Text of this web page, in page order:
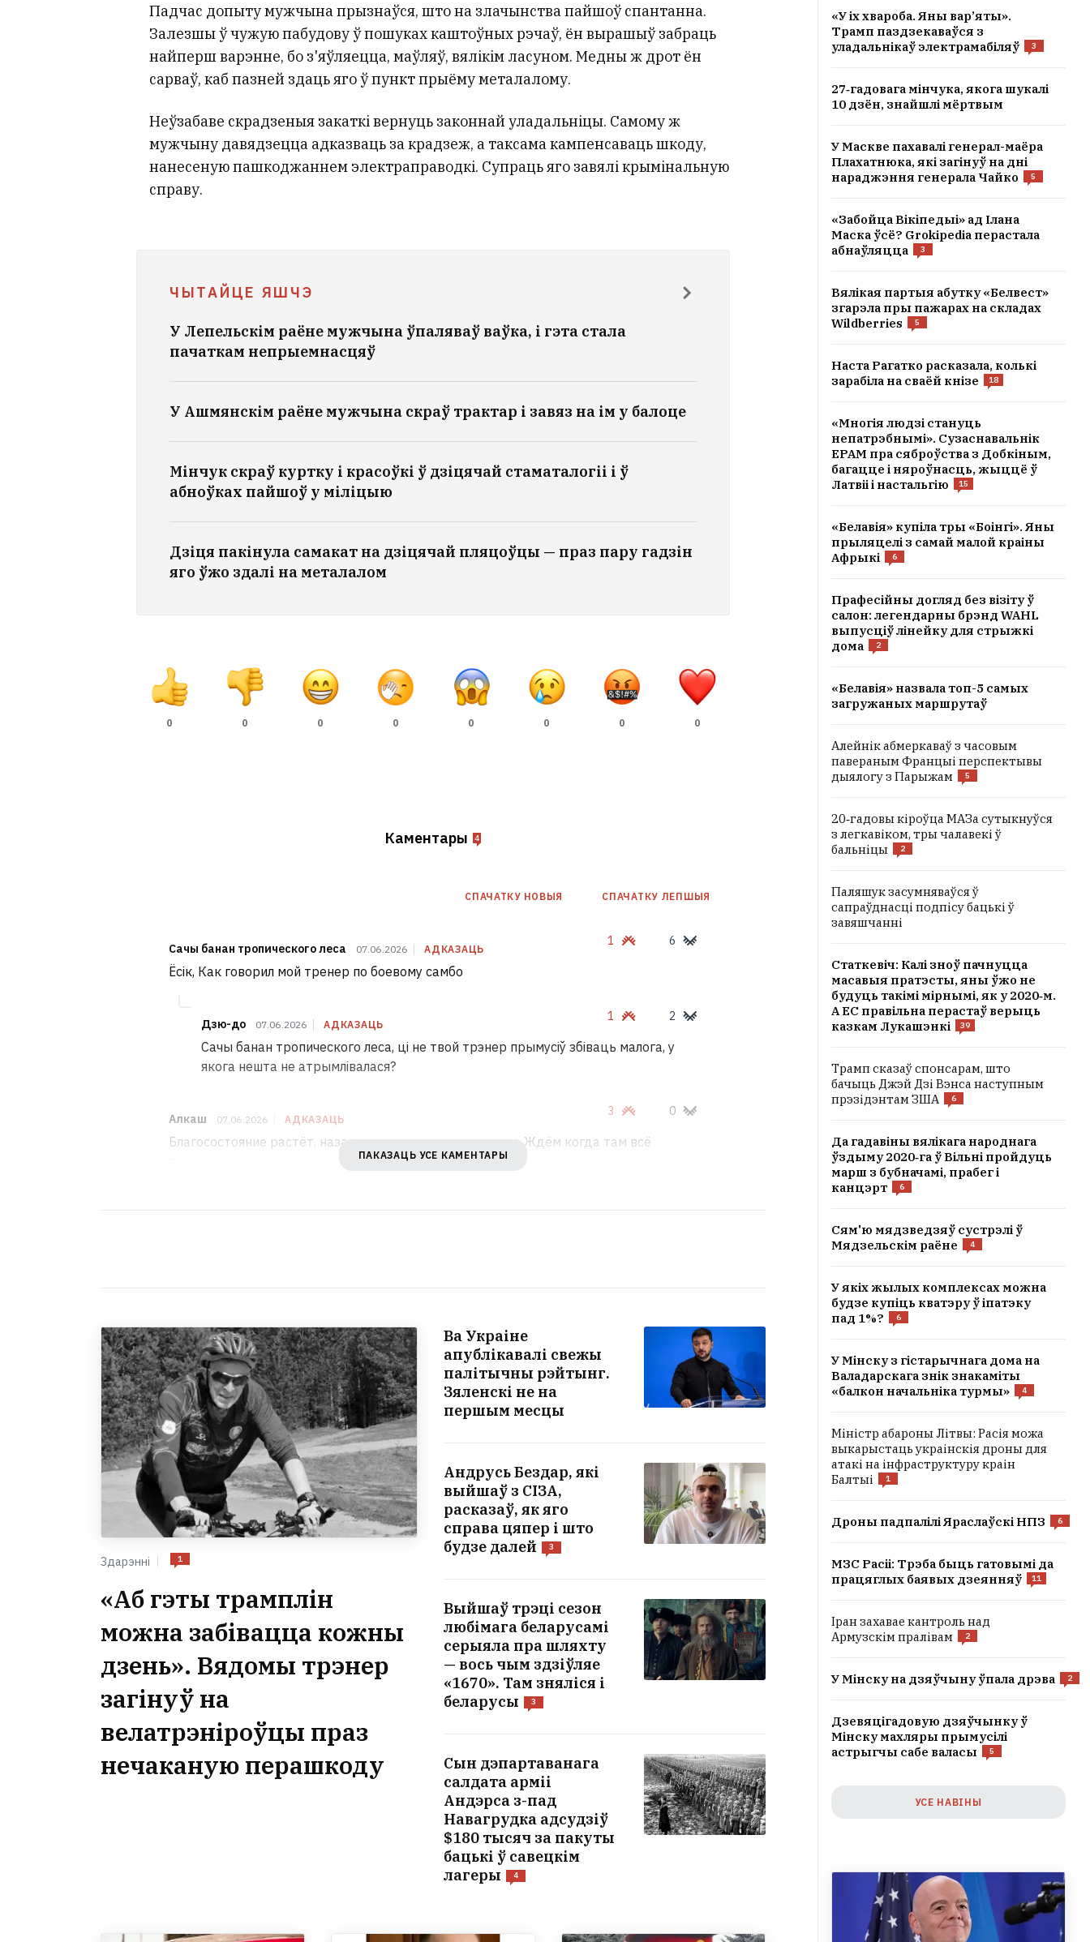
Падчас допыту мужчына прызнаўся, што на злачынства пайшоў спантанна.
Залезшы ў чужую пабудову ў пошуках каштоўных рэчаў, ён вырашыў забраць
найперш варэнне, бо з'яўляецца, маўляў, вялікім ласуном. Медны ж дрот ён
сарваў, каб пазней здаць яго ў пункт прыёму металалому.
Неўзабаве скрадзеныя закаткі вернуць законнай уладальніцы. Самому ж
мужчыну давядзецца адказваць за крадзеж, а таксама кампенсаваць шкоду,
нанесеную пашкоджаннем электраправодкі. Супраць яго завялі крымінальную
справу.
ЧЫТАЙЦЕ ЯШЧЭ
У Лепельскім раёне мужчына ўпаляваў ваўка, і гэта стала
пачаткам непрыемнасцяў
У Ашмянскім раёне мужчына скраў трактар і завяз на ім у балоце
Мінчук скраў куртку і красоўкі ў дзіцячай стаматалогіі і ў
абноўках пайшоў у міліцыю
Дзіця пакінула самакат на дзіцячай пляцоўцы — праз пару гадзін
яго ўжо здалі на металалом
0 0 0 0 0 0 0 0
Каментары 4
СПАЧАТКУ НОВЫЯ СПАЧАТКУ ЛЕПШЫЯ
Сачы банан тропического леса 07.06.2026 АДКАЗАЦЬ
1 6
Ёсік, Как говорил мой тренер по боевому самбо
Дзю-до 07.06.2026 АДКАЗАЦЬ
1 2
Сачы банан тропического леса, ці не твой трэнер прымусіў збіваць малога, у
якога нешта не атрымлівалася?
Алкаш 07.06.2026 АДКАЗАЦЬ
3 0
Благосостояние растёт, назад в прошлое, ура товарищи. Ждём когда там всё
ПАКАЗАЦЬ УСЕ КАМЕНТАРЫ
Здарэнні 1
«Аб гэты трамплін
можна забівацца кожны
дзень». Вядомы трэнер
загінуў на
велатрэніроўцы праз
нечаканую перашкоду
Ва Украіне
апублікавалі свежы
палітычны рэйтынг.
Зяленскі не на
першым месцы
Андрусь Бездар, які
выйшаў з СІЗА,
расказаў, як яго
справа цяпер і што
будзе далей
3
Выйшаў трэці сезон
любімага беларусамі
серыяла пра шляхту
— вось чым здзіўляе
«1670». Там зняліся і
беларусы
3
Сын дэпартаванага
салдата арміі
Андэрса з-пад
Навагрудка адсудзіў
$180 тысяч за пакуты
бацькі ў савецкім
лагеры
4
«У іх хвароба. Яны вар’яты».
Трамп паздзекаваўся з
уладальнікаў электрамабіляў
3
27‑гадовага мінчука, якога шукалі
10 дзён, знайшлі мёртвым
У Маскве пахавалі генерал-маёра
Плахатнюка, які загінуў на дні
нараджэння генерала Чайко
5
«Забойца Вікіпедыі» ад Ілана
Маска ўсё? Grokipedia перастала
абнаўляцца
3
Вялікая партыя абутку «Белвест»
згарэла пры пажарах на складах
Wildberries
5
Наста Рагатко расказала, колькі
зарабіла на сваёй кнізе
18
«Многія людзі стануць
непатрэбнымі». Сузаснавальнік
EPAM пра сяброўства з Добкіным,
багацце і няроўнасць, жыццё ў
Латвіі і настальгію
15
«Белавія» купіла тры «Боінгі». Яны
прыляцелі з самай малой краіны
Афрыкі
6
Прафесійны догляд без візіту ў
салон: легендарны брэнд WAHL
выпусціў лінейку для стрыжкі
дома
2
«Белавія» назвала топ-5 самых
загружаных маршрутаў
Алейнік абмеркаваў з часовым
павераным Францыі перспектывы
дыялогу з Парыжам
5
20‑гадовы кіроўца МАЗа сутыкнуўся
з легкавіком, тры чалавекі ў
бальніцы
2
Паляшук засумняваўся ў
сапраўднасці подпісу бацькі ў
завяшчанні
Статкевіч: Калі зноў пачнуцца
масавыя пратэсты, яны ўжо не
будуць такімі мірнымі, як у 2020‑м.
А ЕС правільна перастаў верыць
казкам Лукашэнкі
39
Трамп сказаў спонсарам, што
бачыць Джэй Дзі Вэнса наступным
прэзідэнтам ЗША
6
Да гадавіны вялікага народнага
ўздыму 2020‑га ў Вільні пройдуць
марш з бубначамі, прабег і
канцэрт
6
Сям'ю мядзведзяў сустрэлі ў
Мядзельскім раёне
4
У якіх жылых комплексах можна
будзе купіць кватэру ў іпатэку
пад 1%?
6
У Мінску з гістарычнага дома на
Валадарскага знік знакаміты
«балкон начальніка турмы»
4
Міністр абароны Літвы: Расія можа
выкарыстаць украінскія дроны для
атакі на інфраструктуру краін
Балтыі
1
Дроны падпалілі Яраслаўскі НПЗ 6
МЗС Расіі: Трэба быць гатовымі да
працяглых баявых дзеянняў
11
Іран захавае кантроль над
Армузскім пралівам
2
У Мінску на дзяўчыну ўпала дрэва 2
Дзевяцігадовую дзяўчынку ў
Мінску махляры прымусілі
астрыгчы сабе валасы
5
УСЕ НАВІНЫ